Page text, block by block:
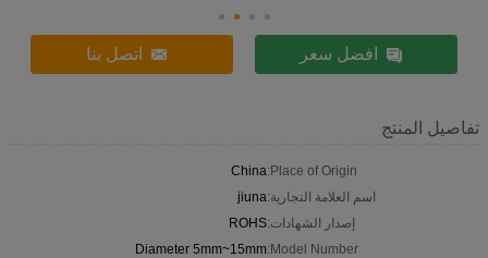
افضل سعر اتصل بنا
تفاصيل المنتج
Place of Origin:
China
اسم العلامة التجارية:jiuna
إصدار الشهادات:ROHS
Model Number:
Diameter 5mm~15mm